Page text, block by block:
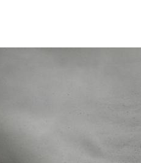
11.8.2012